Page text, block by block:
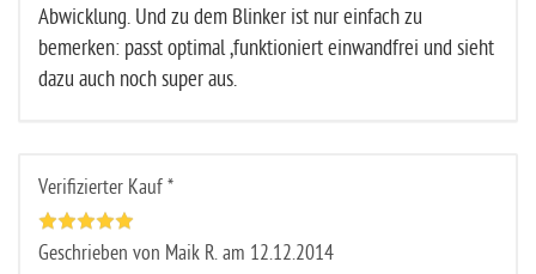
Abwicklung. Und zu dem Blinker ist nur einfach zu
bemerken: passt optimal ,funktioniert einwandfrei und sieht
dazu auch noch super aus.
Verifizierter Kauf *
Geschrieben von Maik R. am 12.12.2014